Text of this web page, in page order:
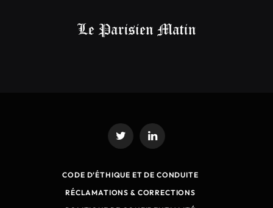
Twitter LinkedIn
CODE D’ÉTHIQUE ET DE CONDUITE
RÉCLAMATIONS & CORRECTIONS